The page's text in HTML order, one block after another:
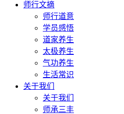
师行文摘
师行道意
学员感悟
道家养生
太极养生
气功养生
生活常识
关于我们
关于我们
师承三丰